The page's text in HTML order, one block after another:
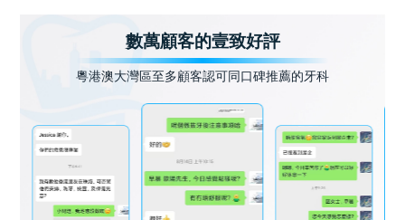
數萬顧客的壹致好評
粵港澳大灣區至多顧客認可同口碑推薦的牙科